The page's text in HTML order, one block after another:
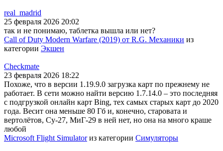
real_madrid
25 февраля 2026 20:02
так и не понимаю, таблетка вышла или нет?
Call of Duty Modern Warfare (2019) от R.G. Механики из
категории Экшен
Checkmate
23 февраля 2026 18:22
Похоже, что в версии 1.19.9.0 загрузка карт по прежнему не
работает. В сети можно найти версию 1.7.14.0 – это последняя
с подгрузкой онлайн карт Bing, тех самых старых карт до 2020
года. Весит она меньше 80 Гб и, конечно, старовата и
вертолётов, Су-27, МиГ-29 в ней нет, но она на много краше
любой
Microsoft Flight Simulatorиз категории Симуляторы